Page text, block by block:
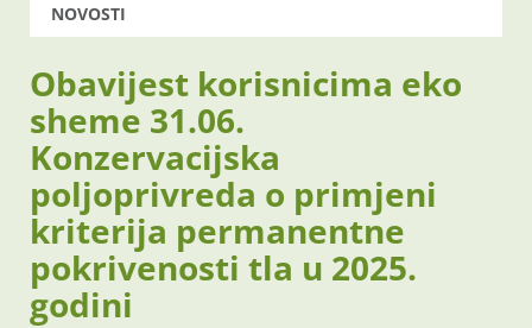
NOVOSTI
Obavijest korisnicima eko
sheme 31.06.
Konzervacijska
poljoprivreda o primjeni
kriterija permanentne
pokrivenosti tla u 2025.
godini